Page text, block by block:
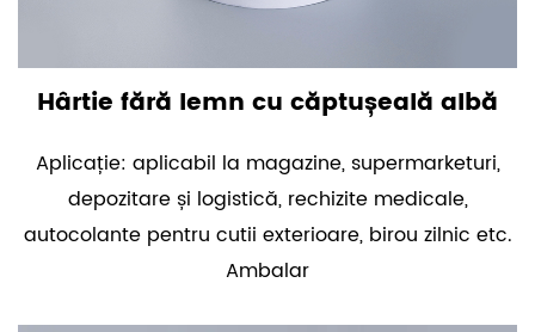
Hârtie fără lemn cu căptușeală albă
Aplicație: aplicabil la magazine, supermarketuri,
depozitare și logistică, rechizite medicale,
autocolante pentru cutii exterioare, birou zilnic etc.
Ambalar